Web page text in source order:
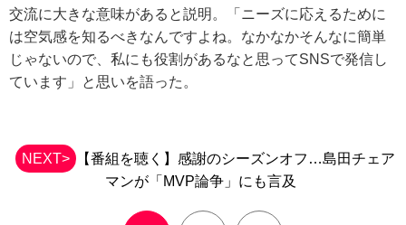
交流に大きな意味があると説明。「ニーズに応えるために
は空気感を知るべきなんですよね。なかなかそんなに簡単
じゃないので、私にも役割があるなと思ってSNSで発信し
ています」と思いを語った。
NEXT>
【番組を聴く】感謝のシーズンオフ…島田チェア
マンが「MVP論争」にも言及